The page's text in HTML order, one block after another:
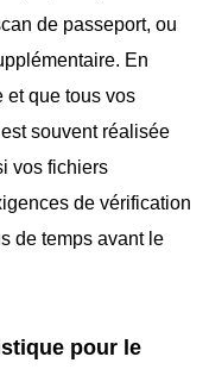
de passeport, ou
En
et que tous vos
souvent réalisée
vos fichiers
de vérification
de temps avant le
pour le